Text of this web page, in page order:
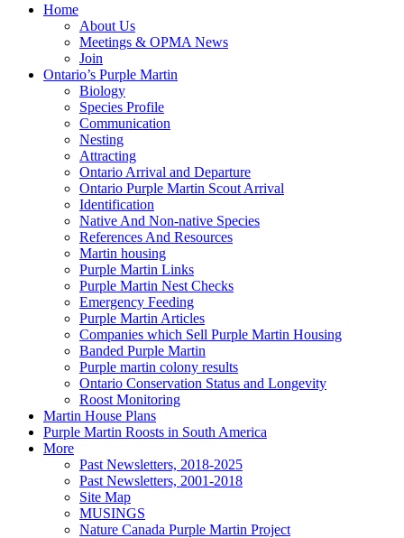
Home
About Us
Meetings & OPMA News
Join
Ontario’s Purple Martin
Biology
Species Profile
Communication
Nesting
Attracting
Ontario Arrival and Departure
Ontario Purple Martin Scout Arrival
Identification
Native And Non-native Species
References And Resources
Martin housing
Purple Martin Links
Purple Martin Nest Checks
Emergency Feeding
Purple Martin Articles
Companies which Sell Purple Martin Housing
Banded Purple Martin
Purple martin colony results
Ontario Conservation Status and Longevity
Roost Monitoring
Martin House Plans
Purple Martin Roosts in South America
More
Past Newsletters, 2018-2025
Past Newsletters, 2001-2018
Site Map
MUSINGS
Nature Canada Purple Martin Project